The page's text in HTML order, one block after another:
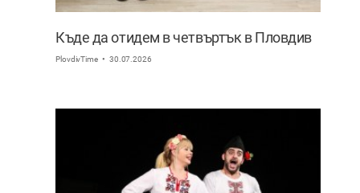
Къде да отидем в четвъртък в Пловдив
PlovdivTime 30.07.2026